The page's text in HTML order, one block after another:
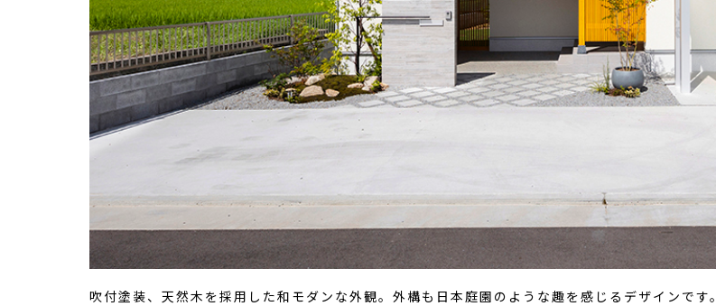
吹付塗装、天然木を採用した和モダンな外観。外構も日本庭園のような趣を感じるデザインです。